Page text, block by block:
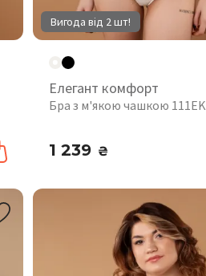
Вигода від 2 шт!
Елегант комфорт
Бра з м'якою чашкою 111EK
1 239 ₴